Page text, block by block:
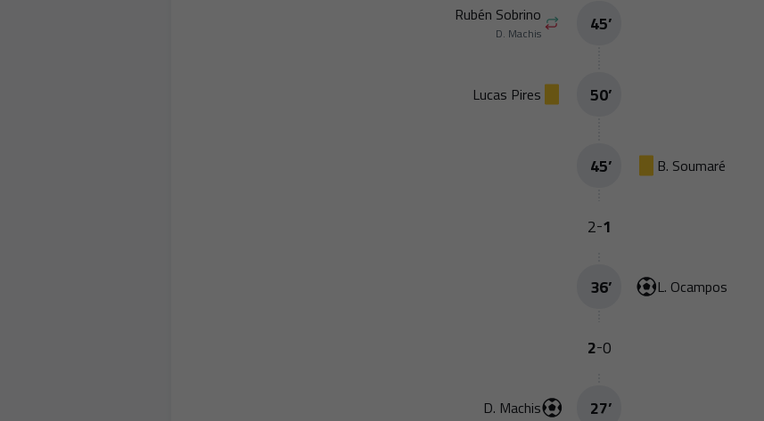
Rubén Sobrino
D. Machis 45’
Lucas Pires 50’
B. Soumaré
45’
2-1
L. Ocampos
36’
2-0
D. Machis 27’